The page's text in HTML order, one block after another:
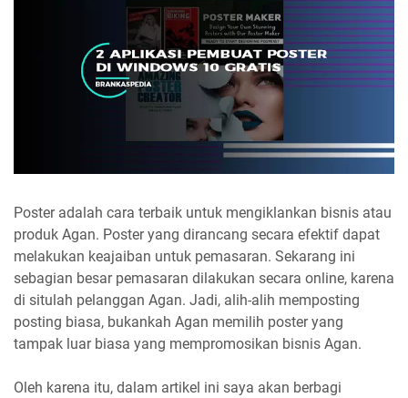
Poster adalah cara terbaik untuk mengiklankan bisnis atau
produk Agan. Poster yang dirancang secara efektif dapat
melakukan keajaiban untuk pemasaran. Sekarang ini
sebagian besar pemasaran dilakukan secara online, karena
di situlah pelanggan Agan. Jadi, alih-alih memposting
posting biasa, bukankah Agan memilih poster yang
tampak luar biasa yang mempromosikan bisnis Agan.
Oleh karena itu, dalam artikel ini saya akan berbagi